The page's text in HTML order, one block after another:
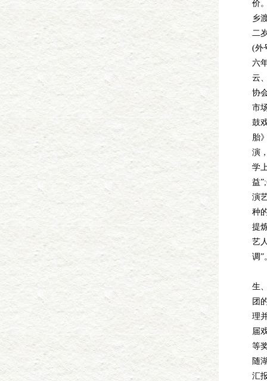
价
乡
二
(外
六
云
协
市
鼓
胎
演
学
益
演
种
提
艺
调”
生
团
理
届
等
随
汇